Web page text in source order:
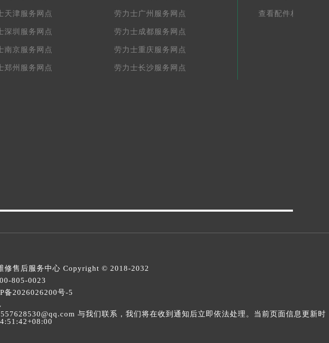
天津服务网点 劳力士广州服务网点
深圳服务网点 劳力士成都服务网点
南京服务网点 劳力士重庆服务网点
郑州服务网点 劳力士长沙服务网点
查看配件相关文章
修售后服务中心 Copyright © 2018-2032
805-0023
备2026026200号-5
与我们联系，我们将在收到通知后立即依法处理。当前页面信息更新时